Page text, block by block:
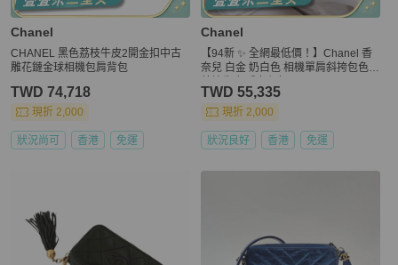
Chanel
CHANEL 黑色荔枝牛皮2開金扣中古
雕花鏈金球相機包肩背包
TWD 74,718
現折 2,000
狀況尚可 香港 免運
Chanel
【94新 ✨ 全網最低價！】Chanel 香
奈兒 白金 奶白色 相機單肩斜挎包色
TWD 55,335
現折 2,000
狀況良好 香港 免運